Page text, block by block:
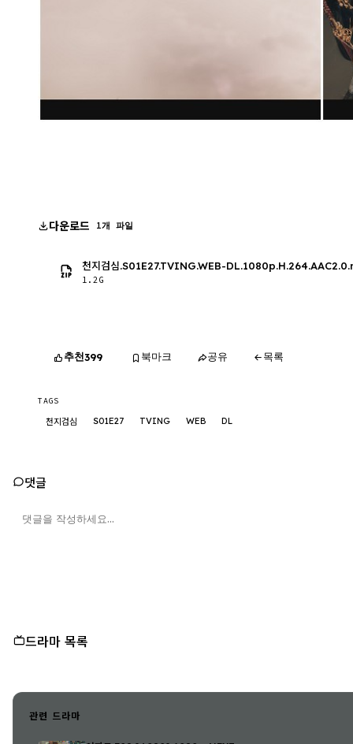
다운로드 1개 파일
천지검심.S01E27.TVING.WEB-
1.2G
추천399 북마크 공유 목록
TAGS
천지검심 S01E27 TVING WEB DL
댓글
드라마 목록
관련 드라마